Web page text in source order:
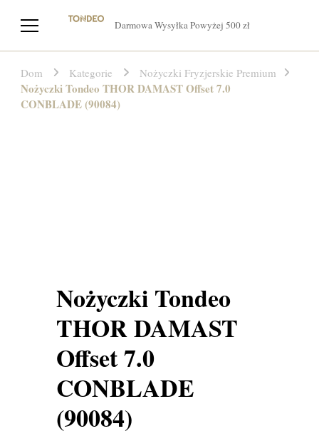
Darmowa Wysyłka Powyżej 500 zł
Dom Kategorie Nożyczki Fryzjerskie Premium
Nożyczki Tondeo THOR DAMAST Offset 7.0
CONBLADE (90084)
Nożyczki Tondeo
THOR DAMAST
Offset 7.0
CONBLADE
(90084)